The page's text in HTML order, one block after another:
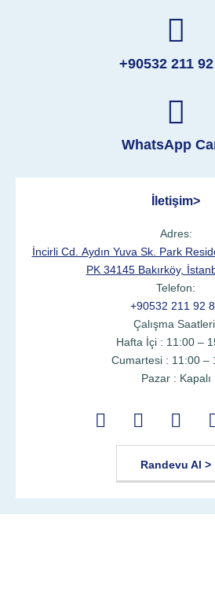
+90532 211
WhatsApp
İletişim>
Adres:
İncirli Cd. Aydın Yuva Sk. Park
PK 34145 Bakırköy,
Telefon:
+90532 211 92
Çalışma
Hafta İçi : 11:00 –
Cumartesi : 11:00 –
Pazar : Kapalı
Randevu Al >